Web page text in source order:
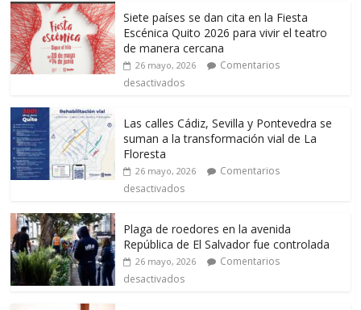
Siete países se dan cita en la Fiesta
Escénica Quito 2026 para vivir el teatro
de manera cercana
26 mayo, 2026
Comentarios
desactivados
Las calles Cádiz, Sevilla y Pontevedra se
suman a la transformación vial de La
Floresta
26 mayo, 2026
Comentarios
desactivados
Plaga de roedores en la avenida
República de El Salvador fue controlada
26 mayo, 2026
Comentarios
desactivados